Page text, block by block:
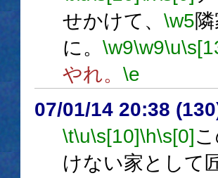
せかけて、 \w5
に。 \w9\w9\u
やれ。 \e
07/01/14 20:38
\t\u\s[10]\h\s[0]
けない家として